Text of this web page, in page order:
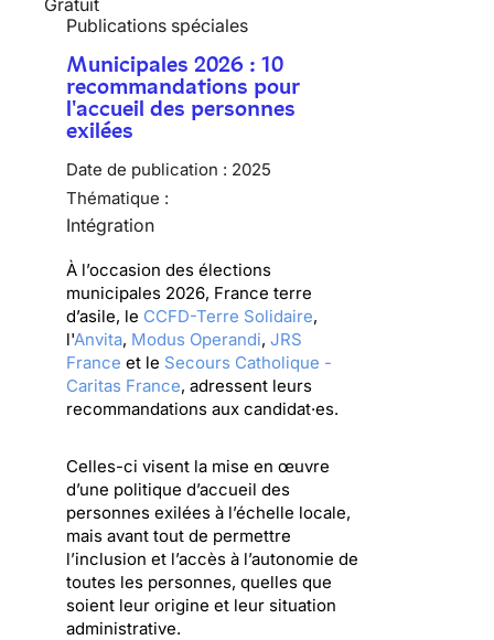
Publications spéciales
Municipales 2026 : 10
recommandations pour
l'accueil des personnes
exilées
Date de publication : 2025
Thématique :
Intégration
À l’occasion des élections
municipales 2026, France terre
d’asile, le CCFD-Terre Solidaire,
l'Anvita, Modus Operandi, JRS
France et le Secours Catholique -
Caritas France, adressent leurs
recommandations aux candidat·es.
Celles-ci visent la mise en œuvre
d’une politique d’accueil des
personnes exilées à l’échelle locale,
mais avant tout de permettre
l’inclusion et l’accès à l’autonomie de
toutes les personnes, quelles que
soient leur origine et leur situation
administrative.